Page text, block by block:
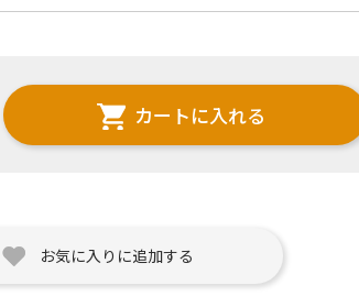
カートに入れる
お気に入りに追加する